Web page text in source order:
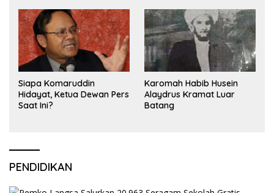
Siapa Komaruddin
Hidayat, Ketua Dewan Pers
Saat Ini?
Karomah Habib Husein
Alaydrus Kramat Luar
Batang
PENDIDIKAN